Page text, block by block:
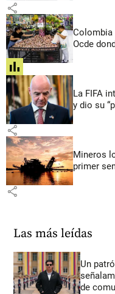
share
Colombia
Ocde
share
La FIFA
y dio su
share
Mineros
primer
share
Las más leídas
Un
de